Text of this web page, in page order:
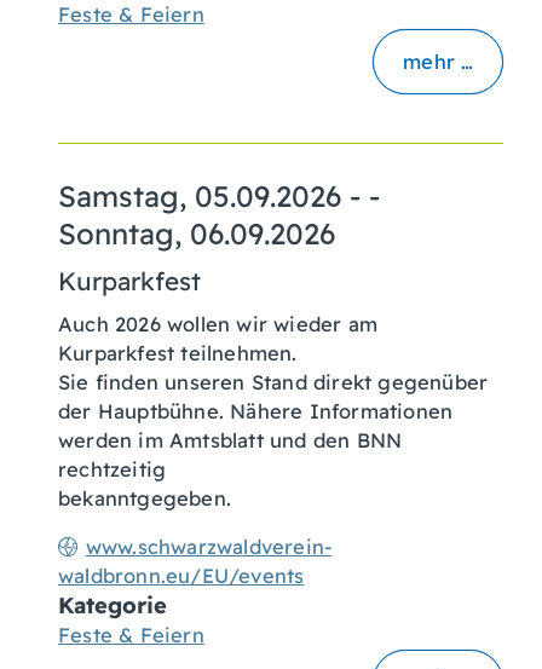
Feste & Feiern
mehr …
Samstag, 05.09.2026 - -
Sonntag, 06.09.2026
Kurparkfest
www.schwarzwaldverein-
waldbronn.eu/EU/events
Auch 2026 wollen wir wieder am
Kurparkfest teilnehmen.
Sie finden unseren Stand direkt gegenüber
der Hauptbühne. Nähere Informationen
werden im Amtsblatt und den BNN
rechtzeitig
bekanntgegeben.
Kategorie
Feste & Feiern